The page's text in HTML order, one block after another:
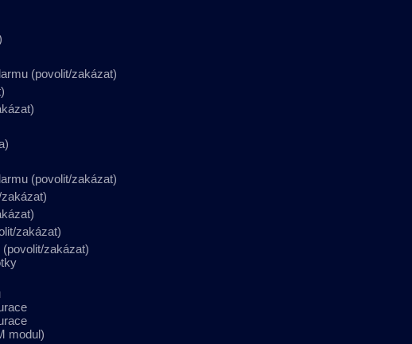
(povolit/zakázat)
(povolit/zakázat)
zakázat)
zakázat)
modul)